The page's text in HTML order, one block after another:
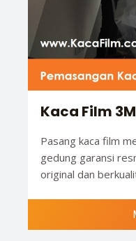
Kaca Film 3M
Pasang kaca film
gedung garansi
original dan